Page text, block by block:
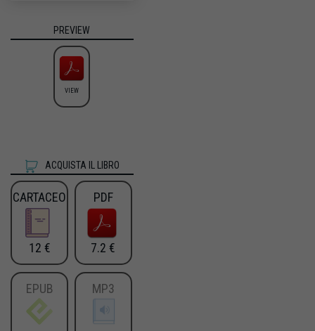
PREVIEW
VIEW
ACQUISTA IL LIBRO
CARTACEO
12 €
PDF
7.2 €
EPUB MP3